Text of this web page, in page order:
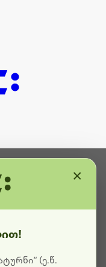
ამჟამად
და ტექნიკური
(ე.წ.
×